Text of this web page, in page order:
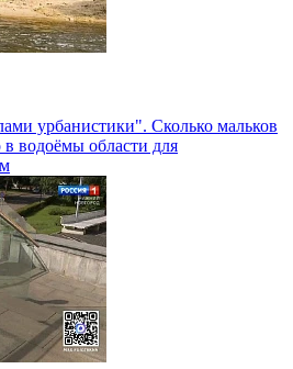
урбанистики". Сколько мальков
водоёмы области для